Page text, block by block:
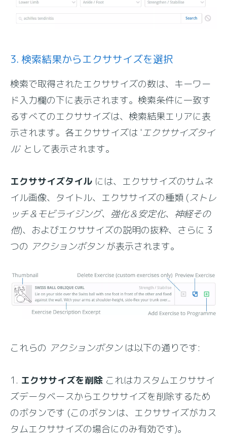
3. 検索結果からエクササイズを選択
検索で取得されたエクササイズの数は、キーワー
ド入力欄の下に表示されます。検索条件に一致す
るすべてのエクササイズは、検索結果エリアに表
示されます。各エクササイズは 'エクササイズタイ
ル' として表示されます。
エクササイズタイル には、エクササイズのサムネ
イル画像、タイトル、エクササイズの種類 (ストレ
ッチ＆モビライジング、強化＆安定化、神経その
他)、およびエクササイズの説明の抜粋、さらに 3
つの アクションボタンが表示されます。
これらの アクションボタンは以下の通りです:
1. エクササイズを削除 これはカスタムエクササイ
ズデータベースからエクササイズを削除するため
のボタンです (このボタンは、エクササイズがカス
タムエクササイズの場合にのみ有効です)。